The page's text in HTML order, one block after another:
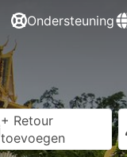
Ondersteuning
+ Retour
toevoegen